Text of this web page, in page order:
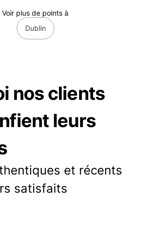
Voir plus de points à
Dublin
nos clients
leurs
et récents
satisfaits